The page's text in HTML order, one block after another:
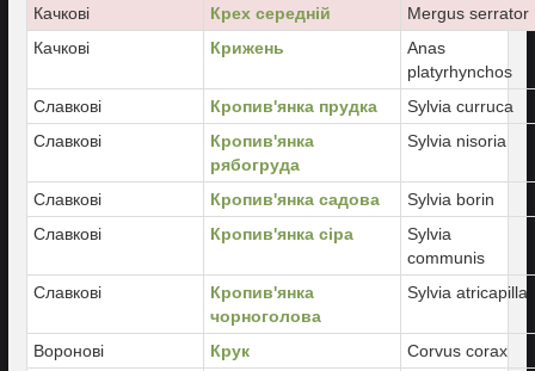
Качкові
Крех середній
Mergus serrator
Качкові
Крижень
Anas
platyrhynchos
Славкові
Кропив'янка прудка
Sylvia curruca
Славкові
Кропив'янка
рябогруда
Sylvia nisoria
Славкові Кропив'янка садова
Sylvia borin
Славкові
Кропив'янка сіра
Sylvia
communis
Славкові
Кропив'янка
чорноголова
Sylvia atricapilla
Воронові Крук
Corvus corax